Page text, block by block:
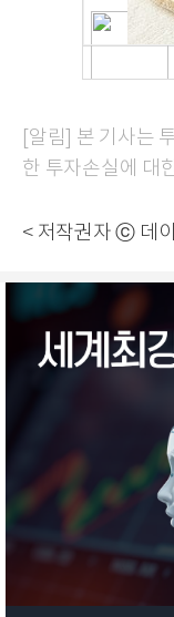
[알림] 본 기사는
한 투자손실에 대
< 저작권자 ⓒ 데